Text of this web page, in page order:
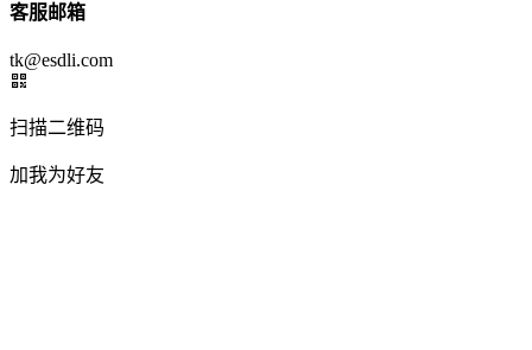
客服邮箱
tk@esdli.com
扫描二维码
加我为好友